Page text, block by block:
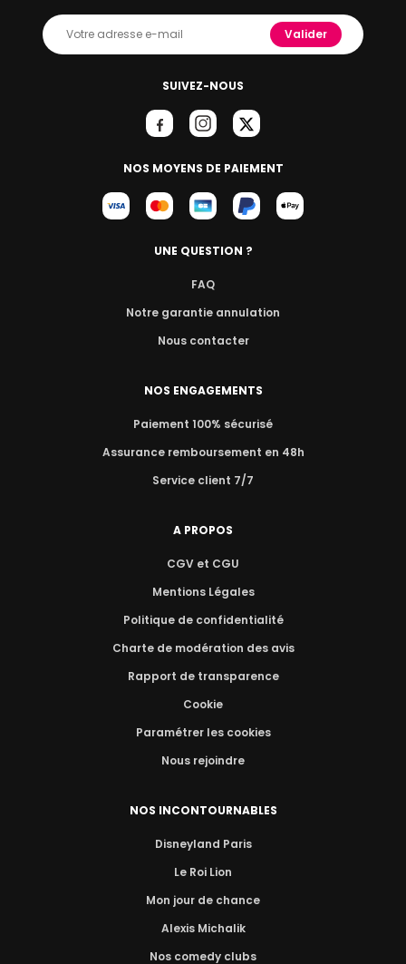
SUIVEZ-NOUS
NOS MOYENS DE PAIEMENT
Valider
UNE QUESTION ?
FAQ
Notre garantie annulation
Nous contacter
NOS ENGAGEMENTS
Paiement 100% sécurisé
Assurance remboursement en 48h
Service client 7/7
A PROPOS
CGV et CGU
Mentions Légales
Politique de confidentialité
Charte de modération des avis
Rapport de transparence
Cookie
Paramétrer les cookies
Nous rejoindre
NOS INCONTOURNABLES
Disneyland Paris
Le Roi Lion
Mon jour de chance
Alexis Michalik
Nos comedy clubs